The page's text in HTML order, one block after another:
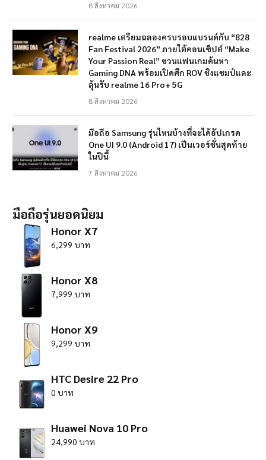
8 สิงหาคม 2026
realme เตรียมฉลองครบรอบแบรนด์กับ “828
Fan Festival 2026” ภายใต้คอนเซ็ปต์ “Make
Your Passion Real” ชวนแฟนเกมค้นหา
Gaming DNA พร้อมเปิดศึก ROV ชิงแชมป์และ
ลุ้นรับ realme 16 Pro+ 5G
8 สิงหาคม 2026
มือถือ Samsung รุ่นไหนบ้างที่จะได้อัปเกรด
One UI 9.0 (Android 17) เป็นเวอร์ชั่นสุดท้าย
ในปีนี้
7 สิงหาคม 2026
มือถือรุ่นยอดนิยม
Honor X7
6,299 บาท
Honor X8
7,999 บาท
Honor X9
9,299 บาท
HTC Desire 22 Pro
0 บาท
Huawei Nova 10 Pro
24,990 บาท